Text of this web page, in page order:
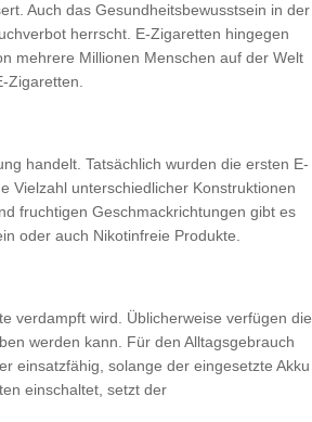
Auch das Gesundheitsbewusstsein in der
herrscht. E-Zigaretten hingegen
mehrere Millionen Menschen auf der Welt
Zigaretten.
handelt. Tatsächlich wurden die ersten E-
Vielzahl unterschiedlicher Konstruktionen
fruchtigen Geschmackrichtungen gibt es
oder auch Nikotinfreie Produkte.
verdampft wird. Üblicherweise verfügen die
werden kann. Für den Alltagsgebrauch
einsatzfähig, solange der eingesetzte Akku
einschaltet, setzt der